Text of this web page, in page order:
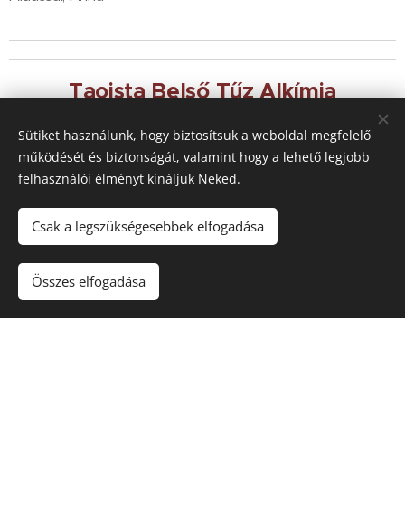
Taoista Belső Tűz Alkímia
Sütiket használunk, hogy biztosítsuk a weboldal megfelelő
működését és biztonságát, valamint hogy a lehető legjobb
felhasználói élményt kínáljuk Neked.
Csak a legszükségesebbek elfogadása
Összes elfogadása